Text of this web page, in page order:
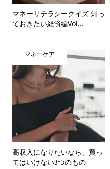
マネーリテラシークイズ 知っ
ておきたい経済編Vol...
マネーケア
高収入になりたいなら、買っ
てはいけない3つのもの